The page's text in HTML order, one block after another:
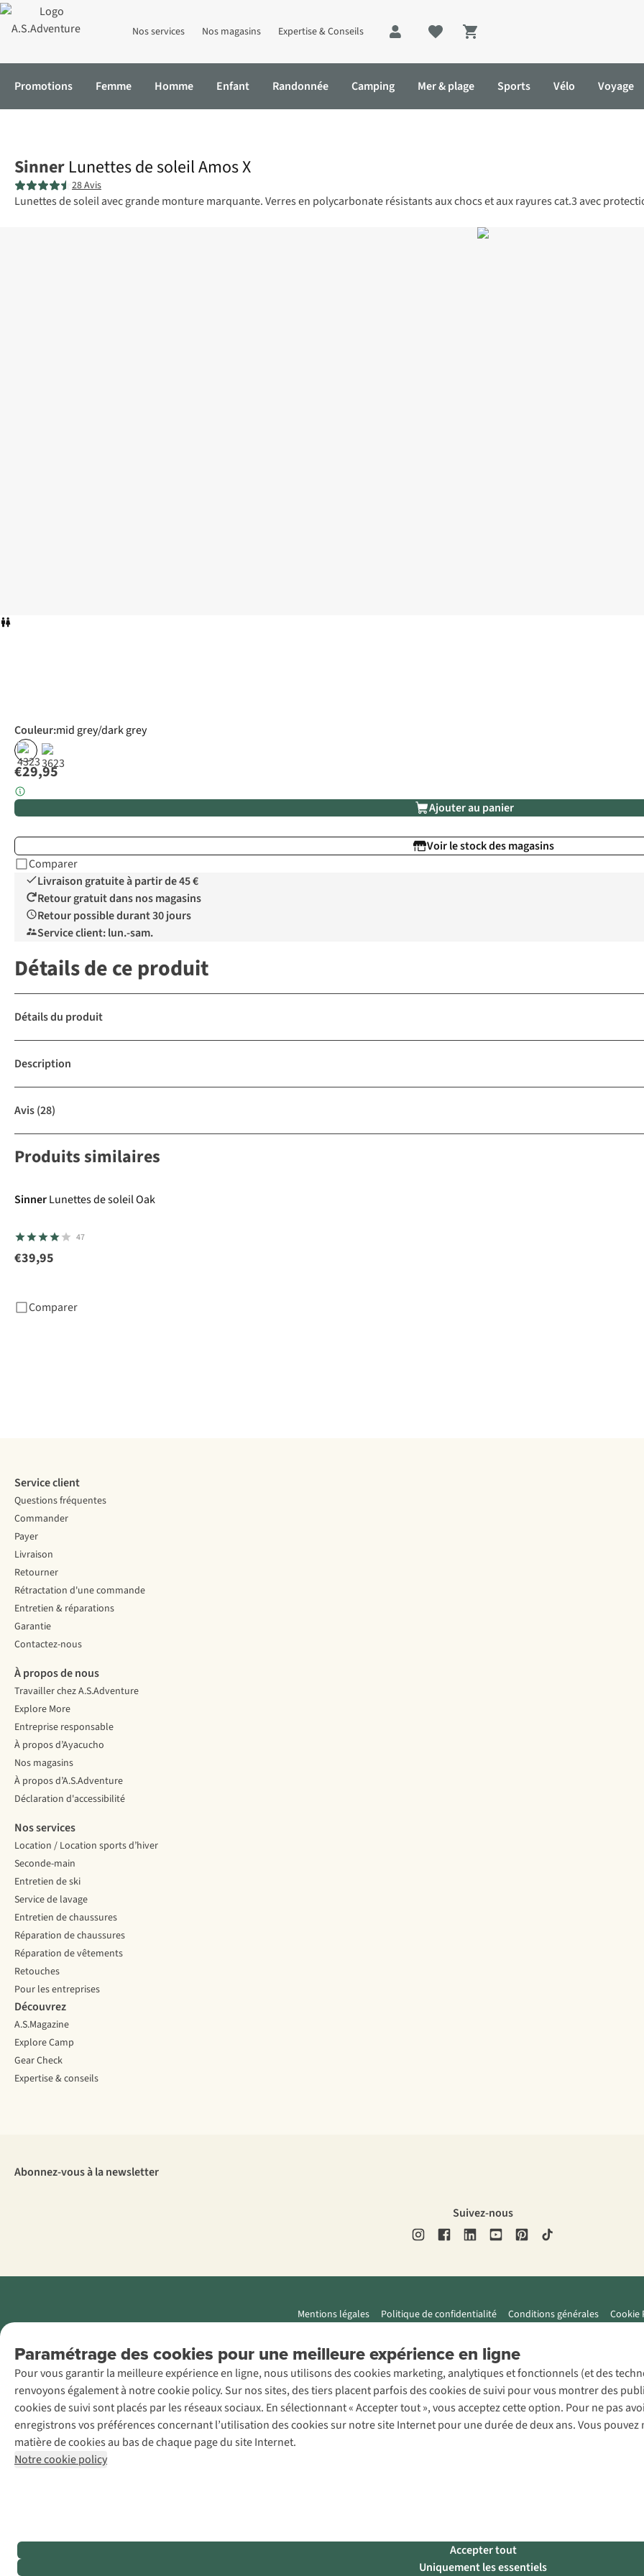
Nos services Nos magasins Expertise & Conseils
Shopping cart
Promotions Femme Homme Enfant Randonnée Camping Mer & plage Sports Vélo Voyage
Sinner Lunettes de soleil Amos X
28 Avis
Lunettes de soleil avec grande monture marquante. Verres en polycarbonate résistants aux chocs et aux rayures cat.3 avec
Couleur:mid grey/dark grey
€29,95
Ajouter au panier
Voir le stock des magasins
Comparer
Livraison gratuite à partir de 45 €
Retour gratuit dans nos magasins
Retour possible durant 30 jours
Service client: lun.-sam.
Détails de ce produit
Détails du produit
Description
Avis(28)
Produits similaires
SinnerLunettes de soleil Oak
47
€39,95
Comparer
Paramétrage des cookies pour une meilleure expérience en ligne
Pour vous garantir la meilleure expérience en ligne, nous utilisons des cookies marketing, analytiques et fonctionnels (et des
renvoyons également à notre cookie policy. Sur nos sites, des tiers placent parfois des cookies de suivi pour vous montrer des
cookies de suivi sont placés par les réseaux sociaux. En sélectionnant « Accepter tout », vous acceptez cette option. Pour ne pas
enregistrons vos préférences concernant l’utilisation des cookies sur notre site Internet pour une durée de deux ans. Vous
matière de cookies au bas de chaque page du site Internet.
Notre cookie policy
Accepter tout
Uniquement les essentiels
Service client
Questions fréquentes
Commander
Payer
Livraison
Retourner
Rétractation d'une commande
Entretien & réparations
Garantie
Contactez-nous
À propos de nous
Travailler chez A.S.Adventure
Explore More
Entreprise responsable
À propos d’Ayacucho
Nos magasins
À propos d’A.S.Adventure
Déclaration d'accessibilité
Nos services
Location / Location sports d’hiver
Seconde-main
Entretien de ski
Service de lavage
Entretien de chaussures
Réparation de chaussures
Réparation de vêtements
Retouches
Pour les entreprises
Découvrez
A.S.Magazine
Explore Camp
Gear Check
Expertise & conseils
Abonnez-vous à la newsletter
Suivez-nous
Mentions légales Politique de confidentialité Conditions générales Cookie
AS Adventure
Luxemburg SA,
Boulevard F.W.
Raiffeisen 25, L-
2411
Luxembourg
+32 (0)3 828
30 15